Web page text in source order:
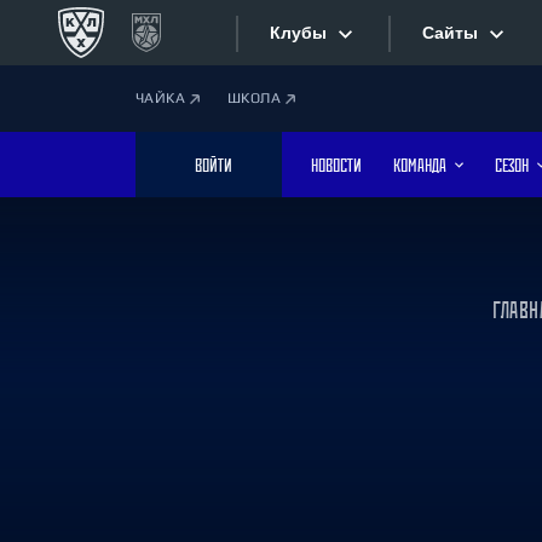
Клубы
Дивизион Боброва
Лада
Сайты
ЧАЙКА ШКОЛА
ВОЙТИ НОВОСТИ КОМАНДА СЕЗОН